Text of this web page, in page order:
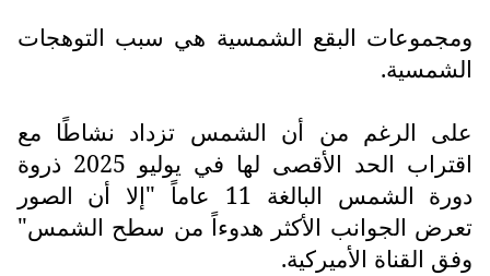
ومجموعات البقع الشمسية هي سبب التوهجات
الشمسية.
على الرغم من أن الشمس تزداد نشاطًا مع
اقتراب الحد الأقصى لها في يوليو 2025 ذروة
دورة الشمس البالغة 11 عاماً "إلا أن الصور
تعرض الجوانب الأكثر هدوءاً من سطح الشمس"
وفق القناة الأميركية.